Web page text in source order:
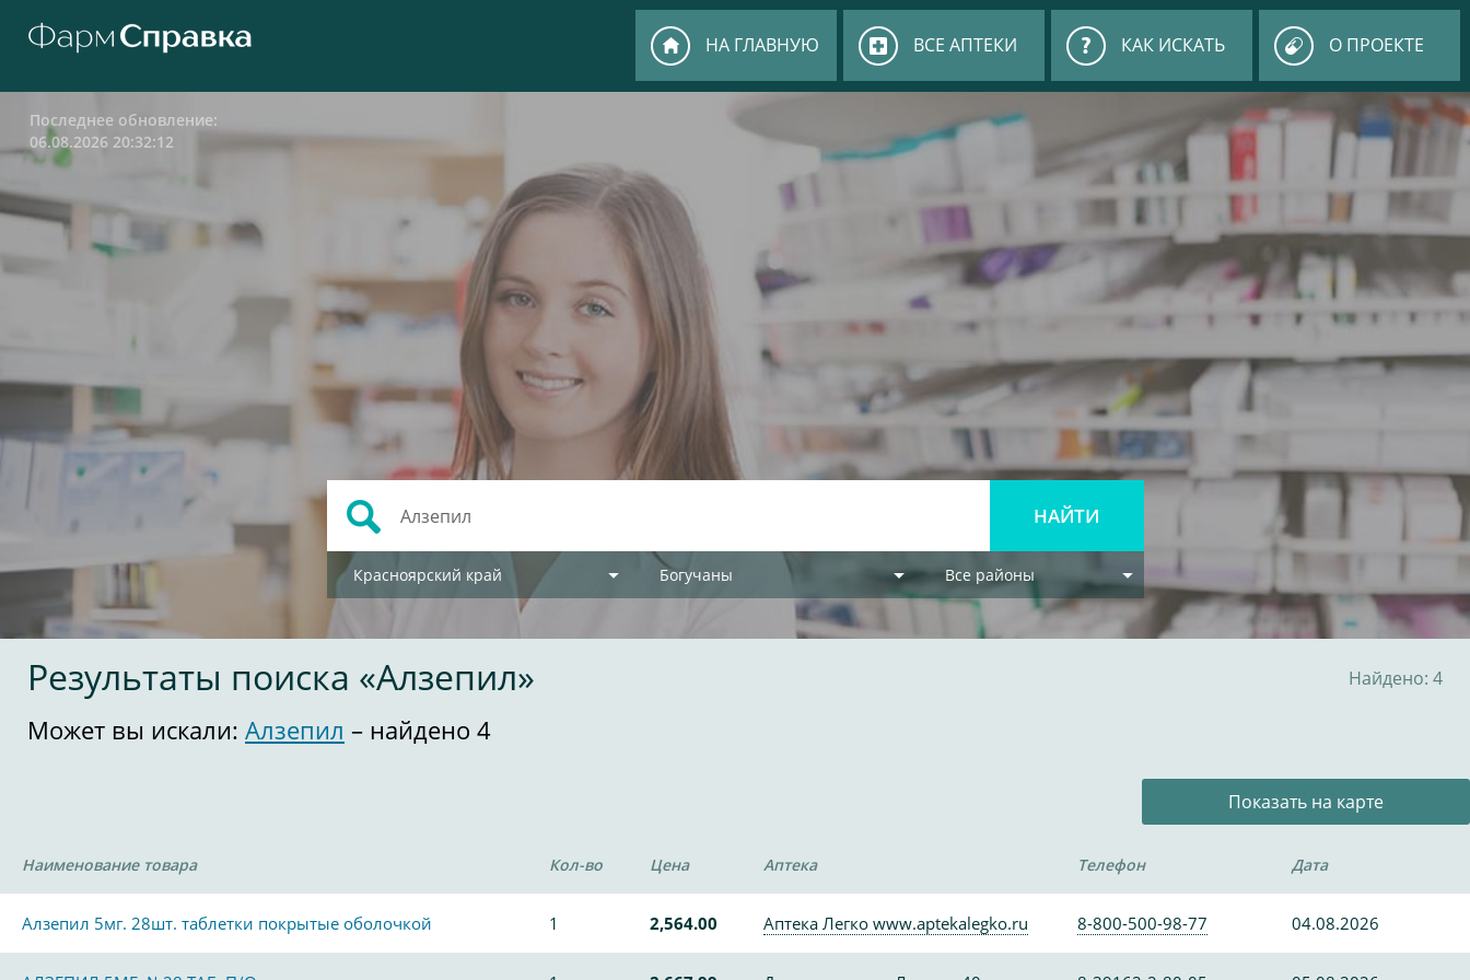
НА ГЛАВНУЮ ВСЕ АПТЕКИ КАК ИСКАТЬ О ПРОЕКТЕ
Последнее обновление:
06.08.2026 20:32:12
Красноярский край Богучаны Все районы
Результаты поиска «Алзепил» Найдено: 4
Может вы искали: Алзепил – найдено 4
Показать на карте
Наименование товара Кол-во Цена Аптека Телефон Дата
Алзепил 5мг. 28шт. таблетки покрытые оболочкой 1 2,564.00 Аптека Легко www.aptekalegko.ru 8-800-500-98-77 04.08.2026